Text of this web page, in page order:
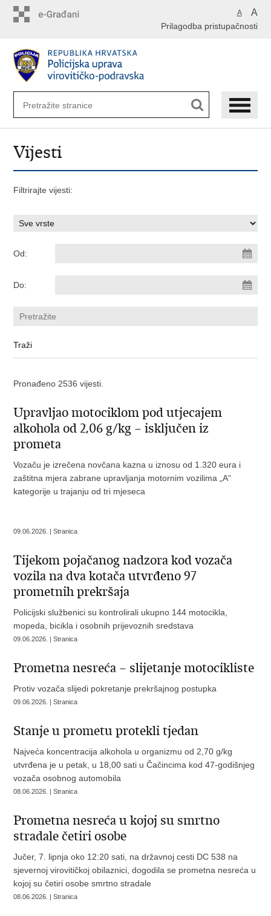
A A
Prilagodba pristupačnosti
Vijesti
Filtrirajte vijesti:
Od:
Do:
Pronađeno 2536 vijesti.
Upravljao motociklom pod utjecajem
alkohola od 2,06 g/kg – isključen iz
prometa
Vozaču je izrečena novčana kazna u iznosu od 1.320 eura i
zaštitna mjera zabrane upravljanja motornim vozilima „A“
kategorije u trajanju od tri mjeseca
09.06.2026. | Stranica
Tijekom pojačanog nadzora kod vozača
vozila na dva kotača utvrđeno 97
prometnih prekršaja
Policijski službenici su kontrolirali ukupno 144 motocikla,
mopeda, bicikla i osobnih prijevoznih sredstava
09.06.2026. | Stranica
Prometna nesreća – slijetanje motocikliste
Protiv vozača slijedi pokretanje prekršajnog postupka
09.06.2026. | Stranica
Stanje u prometu protekli tjedan
Najveća koncentracija alkohola u organizmu od 2,70 g/kg
utvrđena je u petak, u 18,00 sati u Čačincima kod 47-godišnjeg
vozača osobnog automobila
08.06.2026. | Stranica
Prometna nesreća u kojoj su smrtno
stradale četiri osobe
Jučer, 7. lipnja oko 12:20 sati, na državnoj cesti DC 538 na
sjevernoj virovitičkoj obilaznici, dogodila se prometna nesreća u
kojoj su četiri osobe smrtno stradale
08.06.2026. | Stranica